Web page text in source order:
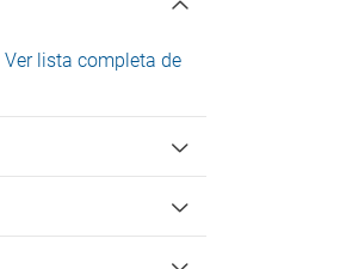
Ver lista completa de